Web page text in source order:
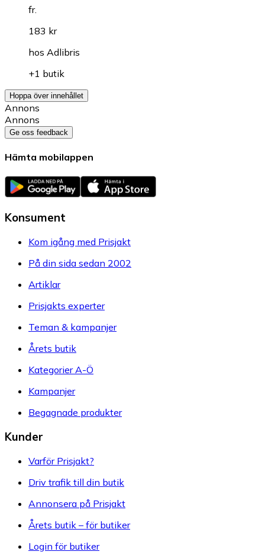
fr.
183 kr
hos Adlibris
+1 butik
Hoppa över innehållet
Annons
Annons
Ge oss feedback
Hämta mobilappen
Konsument
Kom igång med Prisjakt
På din sida sedan 2002
Artiklar
Prisjakts experter
Teman & kampanjer
Årets butik
Kategorier A-Ö
Kampanjer
Begagnade produkter
Kunder
Varför Prisjakt?
Driv trafik till din butik
Annonsera på Prisjakt
Årets butik – för butiker
Login för butiker